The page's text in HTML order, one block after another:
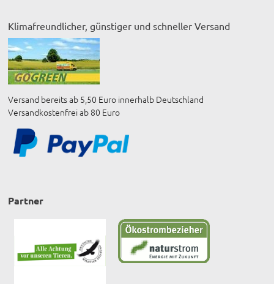
Klimafreundlicher, günstiger und schneller Versand
Versand bereits ab 5,50 Euro innerhalb Deutschland
Versandkostenfrei ab 80 Euro
Partner